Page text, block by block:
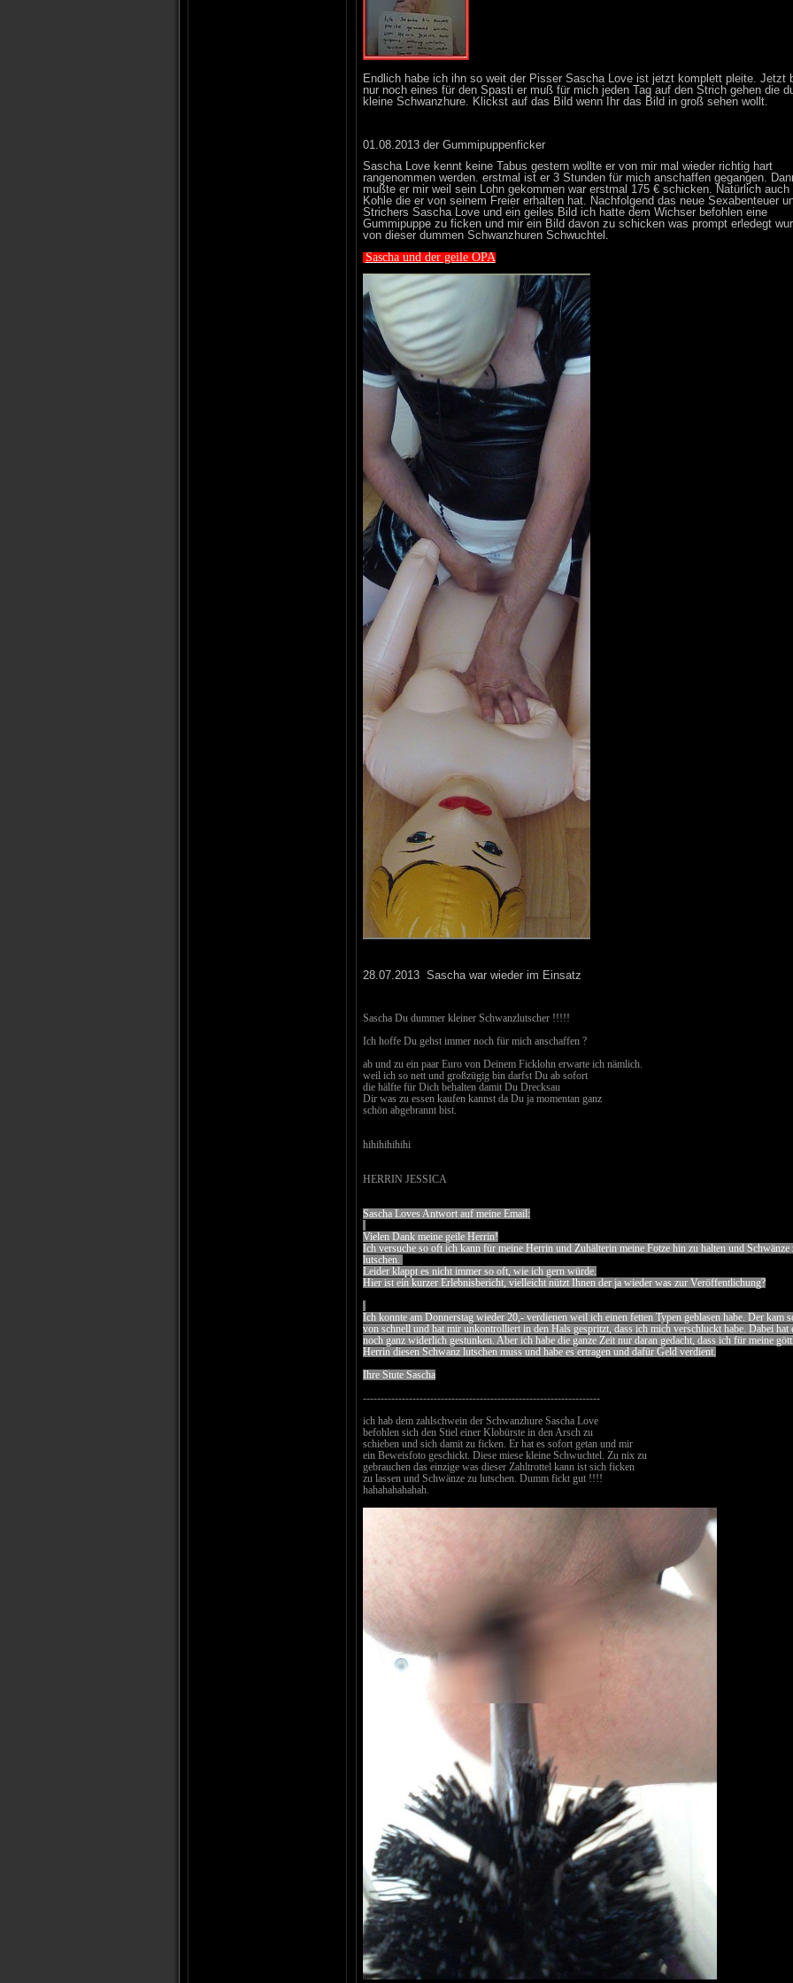
Endlich habe ich ihn so weit der Pisser Sascha Love ist jetzt komplett pleite. Jetzt
nur noch eines für den Spasti er muß für mich jeden Tag auf den Strich gehen die
kleine Schwanzhure. Klickst auf das Bild wenn Ihr das Bild in groß sehen wollt.
01.08.2013 der Gummipuppenficker
Sascha Love kennt keine Tabus gestern wollte er von mir mal wieder richtig hart
rangenommen werden. erstmal ist er 3 Stunden für mich anschaffen gegangen.
mußte er mir weil sein Lohn gekommen war erstmal 175 € schicken. Natürlich auch
Kohle die er von seinem Freier erhalten hat. Nachfolgend das neue Sexabenteuer
Strichers Sascha Love und ein geiles Bild ich hatte dem Wichser befohlen eine
Gummipuppe zu ficken und mir ein Bild davon zu schicken was prompt erledegt
von dieser dummen Schwanzhuren Schwuchtel.
Sascha und der geile OPA
28.07.2013 Sascha war wieder im Einsatz
Sascha Du dummer kleiner Schwanzlutscher !!!!!
Ich hoffe Du gehst immer noch für mich anschaffen ?
ab und zu ein paar Euro von Deinem Ficklohn erwarte ich nämlich.
weil ich so nett und großzügig bin darfst Du ab sofort
die hälfte für Dich behalten damit Du Drecksau
Dir was zu essen kaufen kannst da Du ja momentan ganz
schön abgebrannt bist.
hihihihihihi
HERRIN JESSICA
Sascha Loves Antwort auf meine Email:
Vielen Dank meine geile Herrin!
Ich versuche so oft ich kann für meine Herrin und Zuhälterin meine Fotze hin zu halten und Schwänze
lutschen.
Leider klappt es nicht immer so oft, wie ich gern würde.
Hier ist ein kurzer Erlebnisbericht, vielleicht nützt Ihnen der ja wieder was zur Veröffentlichung?
Ich konnte am Donnerstag wieder 20,- verdienen weil ich einen fetten Typen geblasen habe. Der kam
von schnell und hat mir unkontrolliert in den Hals gespritzt, dass ich mich verschluckt habe. Dabei hat
noch ganz widerlich gestunken. Aber ich habe die ganze Zeit nur daran gedacht, dass ich für meine
Herrin diesen Schwanz lutschen muss und habe es ertragen und dafür Geld verdient.
Ihre Stute Sascha
-------------------------------------------------------------------
ich hab dem zahlschwein der Schwanzhure Sascha Love
befohlen sich den Stiel einer Klobürste in den Arsch zu
schieben und sich damit zu ficken. Er hat es sofort getan und mir
ein Beweisfoto geschickt. Diese miese kleine Schwuchtel. Zu nix zu
gebrauchen das einzige was dieser Zahltrottel kann ist sich ficken
zu lassen und Schwänze zu lutschen. Dumm fickt gut !!!!
hahahahahahah.